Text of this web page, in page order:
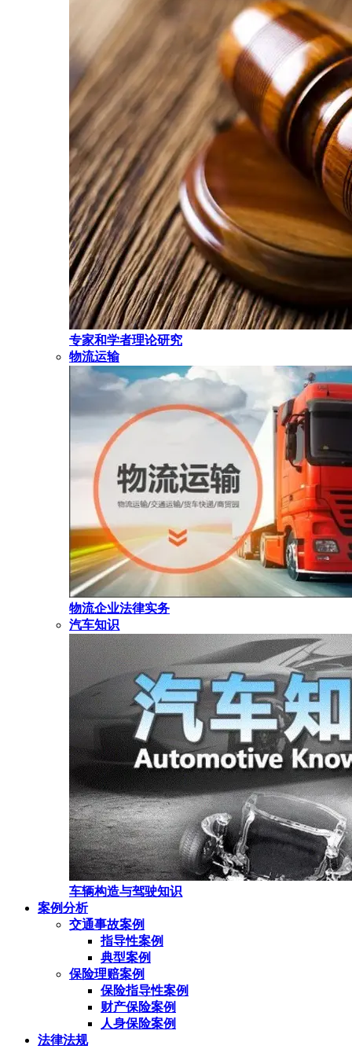
专家和学者理论研究
物流运输
物流企业法律实务
汽车知识
车辆构造与驾驶知识
案例分析
交通事故案例
指导性案例
典型案例
保险理赔案例
保险指导性案例
财产保险案例
人身保险案例
法律法规